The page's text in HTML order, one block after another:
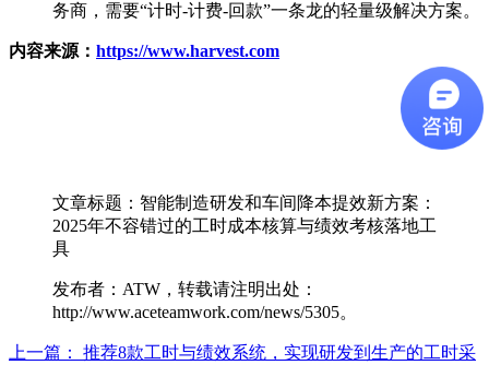
务商，需要“计时-计费-回款”一条龙的轻量级解决方案。
内容来源 ： https://www.harvest.com
文章标题：智能制造研发和车间降本提效新方案：
2025年不容错过的工时成本核算与绩效考核落地工
具
发布者：ATW，转载请注明出处：
http://www.aceteamwork.com/news/5305。
上一篇： 推荐8款工时与绩效系统，实现研发到生产的工时采